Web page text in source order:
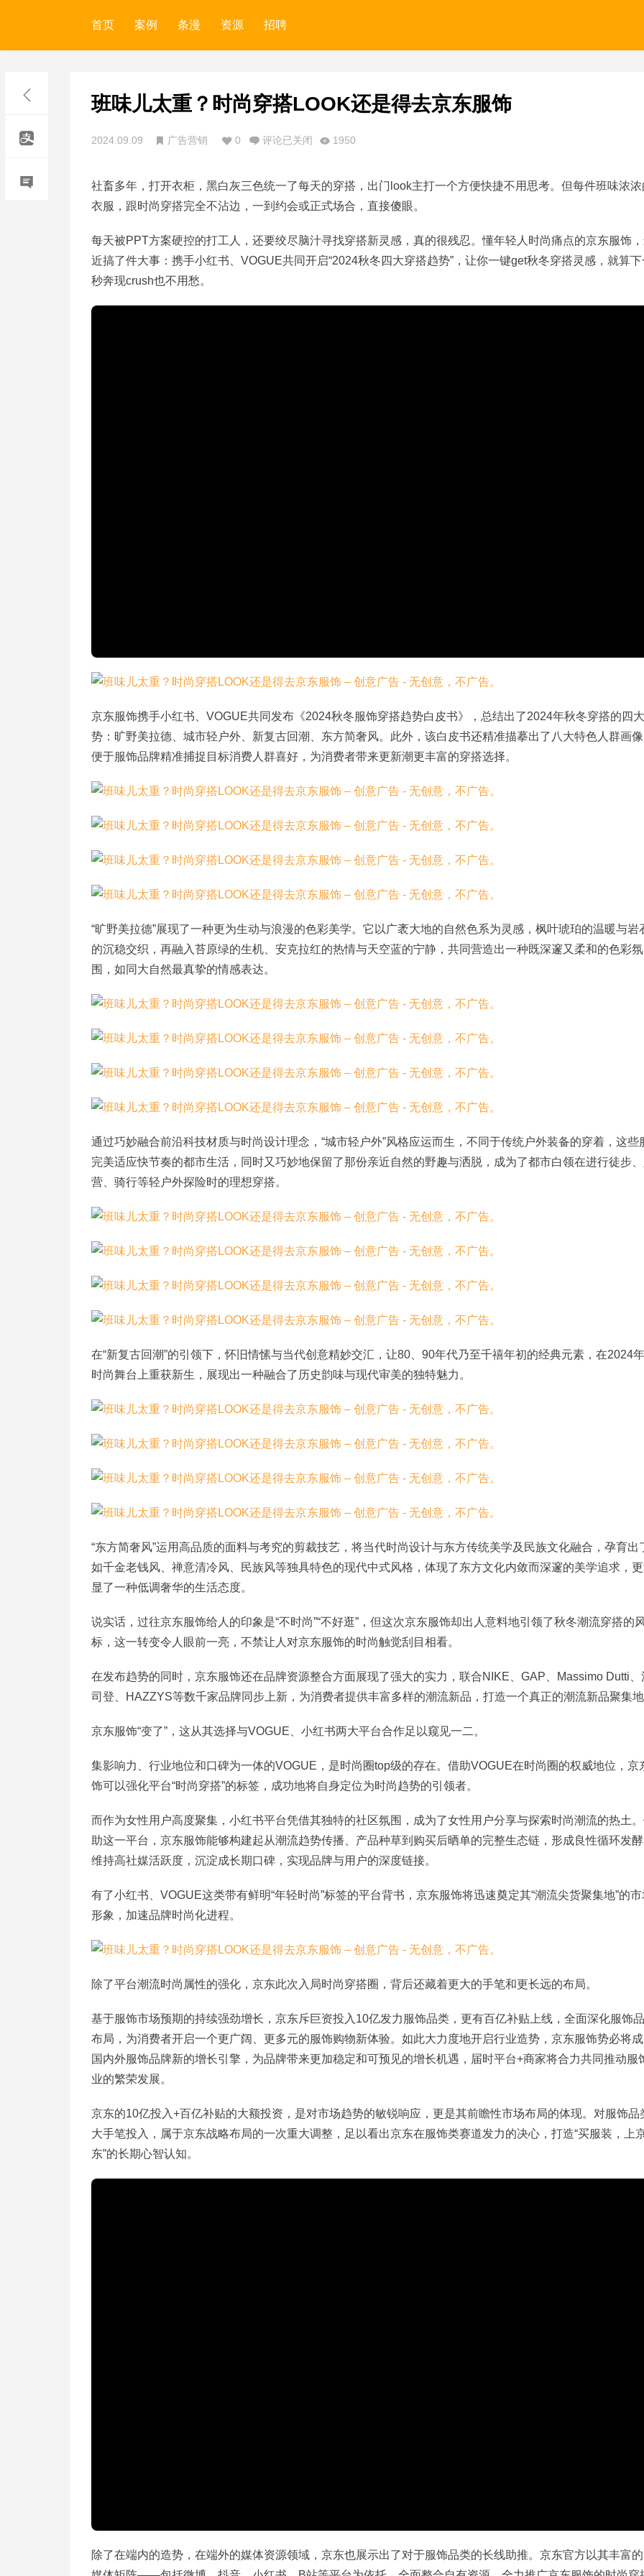
首页 案例 条漫 资源 招聘
班味儿太重？时尚穿搭LOOK还是得去京东服饰
2024.09.09 广告营销 0 评论已关闭 1950
社畜多年，打开衣柜，黑白灰三色统一了每天的穿搭，出门look主打一个方便快捷不用思考。但每件班味浓浓
衣服，跟时尚穿搭完全不沾边，一到约会或正式场合，直接傻眼。
每天被PPT方案硬控的打工人，还要绞尽脑汁寻找穿搭新灵感，真的很残忍。懂年轻人时尚痛点的京东服饰
近搞了件大事：携手小红书、VOGUE共同开启“2024秋冬四大穿搭趋势”，让你一键get秋冬穿搭灵感，就算下
秒奔现crush也不用愁。
京东服饰携手小红书、VOGUE共同发布《2024秋冬服饰穿搭趋势白皮书》，总结出了2024年秋冬穿搭的四
势：旷野美拉德、城市轻户外、新复古回潮、东方简奢风。此外，该白皮书还精准描摹出了八大特色人群画
便于服饰品牌精准捕捉目标消费人群喜好，为消费者带来更新潮更丰富的穿搭选择。
“旷野美拉德”展现了一种更为生动与浪漫的色彩美学。它以广袤大地的自然色系为灵感，枫叶琥珀的温暖与岩
的沉稳交织，再融入苔原绿的生机、安克拉红的热情与天空蓝的宁静，共同营造出一种既深邃又柔和的色彩氛
围，如同大自然最真挚的情感表达。
通过巧妙融合前沿科技材质与时尚设计理念，“城市轻户外”风格应运而生，不同于传统户外装备的穿着，这些
完美适应快节奏的都市生活，同时又巧妙地保留了那份亲近自然的野趣与洒脱，成为了都市白领在进行徒步
营、骑行等轻户外探险时的理想穿搭。
在“新复古回潮”的引领下，怀旧情愫与当代创意精妙交汇，让80、90年代乃至千禧年初的经典元素，在2024
时尚舞台上重获新生，展现出一种融合了历史韵味与现代审美的独特魅力。
“东方简奢风”运用高品质的面料与考究的剪裁技艺，将当代时尚设计与东方传统美学及民族文化融合，孕育出
如千金老钱风、禅意清冷风、民族风等独具特色的现代中式风格，体现了东方文化内敛而深邃的美学追求，
显了一种低调奢华的生活态度。
说实话，过往京东服饰给人的印象是“不时尚”“不好逛”，但这次京东服饰却出人意料地引领了秋冬潮流穿搭的
标，这一转变令人眼前一亮，不禁让人对京东服饰的时尚触觉刮目相看。
在发布趋势的同时，京东服饰还在品牌资源整合方面展现了强大的实力，联合NIKE、GAP、Massimo Dutti、
司登、HAZZYS等数千家品牌同步上新，为消费者提供丰富多样的潮流新品，打造一个真正的潮流新品聚集
京东服饰“变了”，这从其选择与VOGUE、小红书两大平台合作足以窥见一二。
集影响力、行业地位和口碑为一体的VOGUE，是时尚圈top级的存在。借助VOGUE在时尚圈的权威地位，京
饰可以强化平台“时尚穿搭”的标签，成功地将自身定位为时尚趋势的引领者。
而作为女性用户高度聚集，小红书平台凭借其独特的社区氛围，成为了女性用户分享与探索时尚潮流的热土
助这一平台，京东服饰能够构建起从潮流趋势传播、产品种草到购买后晒单的完整生态链，形成良性循环发
维持高社媒活跃度，沉淀成长期口碑，实现品牌与用户的深度链接。
有了小红书、VOGUE这类带有鲜明“年轻时尚”标签的平台背书，京东服饰将迅速奠定其“潮流尖货聚集地”的
形象，加速品牌时尚化进程。
除了平台潮流时尚属性的强化，京东此次入局时尚穿搭圈，背后还藏着更大的手笔和更长远的布局。
基于服饰市场预期的持续强劲增长，京东斥巨资投入10亿发力服饰品类，更有百亿补贴上线，全面深化服饰
布局，为消费者开启一个更广阔、更多元的服饰购物新体验。如此大力度地开启行业造势，京东服饰势必将
国内外服饰品牌新的增长引擎，为品牌带来更加稳定和可预见的增长机遇，届时平台+商家将合力共同推动服
业的繁荣发展。
京东的10亿投入+百亿补贴的大额投资，是对市场趋势的敏锐响应，更是其前瞻性市场布局的体现。对服饰品
大手笔投入，属于京东战略布局的一次重大调整，足以看出京东在服饰类赛道发力的决心，打造“买服装，上
东”的长期心智认知。
除了在端内的造势，在端外的媒体资源领域，京东也展示出了对于服饰品类的长线助推。京东官方以其丰富